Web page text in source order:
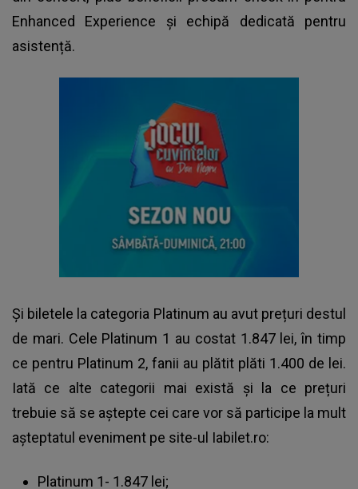
Enhanced Experience și echipă dedicată pentru
asistență.
Și biletele la categoria Platinum au avut prețuri destul
de mari. Cele Platinum 1 au costat 1.847 lei, în timp
ce pentru Platinum 2, fanii au plătit plăti 1.400 de lei.
Iată ce alte categorii mai există și la ce prețuri
trebuie să se aștepte cei care vor să participe la mult
așteptatul eveniment pe site-ul Iabilet.ro:
Platinum 1- 1.847 lei;